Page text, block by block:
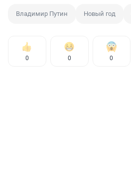
Владимир Путин Новый год
0 0 0